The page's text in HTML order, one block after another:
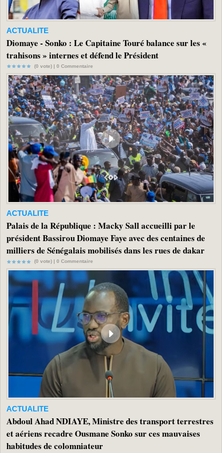
ACTUALITE
Diomaye - Sonko : Le Capitaine Touré balance sur les «
trahisons » internes et défend le Président
(0 vote) | 0 Commentaire
ACTUALITE
Palais de la République : Macky Sall accueilli par le
président Bassirou Diomaye Faye avec des centaines de
milliers de Sénégalais mobilisés dans les rues de dakar
(0 vote) | 0 Commentaire
ACTUALITE
Abdoul Ahad NDIAYE, Ministre des transport terrestres
et aériens recadre Ousmane Sonko sur ces mauvaises
habitudes de colomniateur